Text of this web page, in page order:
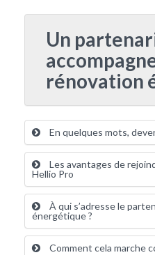
Un
rénovation
En quelques mots,
Les avantages de
Hellio Pro
À qui s’adresse le
énergétique ?
Comment cela marche